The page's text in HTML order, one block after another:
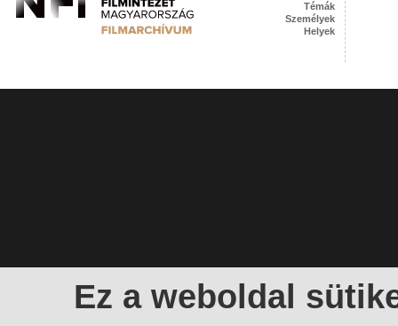
Ez a weboldal
Témák
Személyek
Helyek